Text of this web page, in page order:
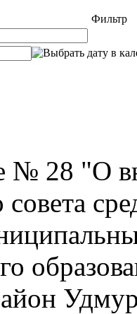
Фильтр
№ 28 "О
совета